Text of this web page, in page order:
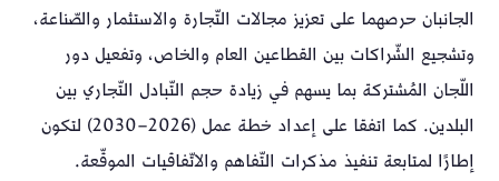
الجانبان حرصهما على تعزيز مجالات التّجارة والاستثمار والصّناعة،
وتشجيع الشّراكات بين القطاعين العام والخاص، وتفعيل دور
اللّجان المُشتركة بما يسهم في زيادة حجم التّبادل التّجاري بين
البلدين. كما اتفقا على إعداد خطة عمل (2026–2030) لتكون
إطارًا لمتابعة تنفيذ مذكرات التّفاهم والاتّفاقيات الموقّعة.